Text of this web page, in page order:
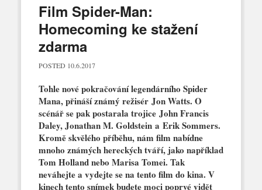
Film Spider-Man:
Homecoming ke stažení
zdarma
POSTED 10.6.2017
Tohle nové pokračování legendárního Spider
Mana, přináší známý režisér Jon Watts. O
scénář se pak postarala trojice John Francis
Daley, Jonathan M. Goldstein a Erik Sommers.
Kromě skvělého příběhu, nám film nabídne
mnoho známých hereckých tváří, jako například
Tom Holland nebo Marisa Tomei. Tak
neváhejte a vydejte se na tento film do kina. V
kinech tento snímek budete moci poprvé vidět